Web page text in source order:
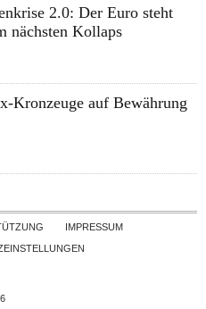
2.0: Der Euro steht
nächsten Kollaps
Kronzeuge auf Bewährung
Skip to contentIMPRESSUM